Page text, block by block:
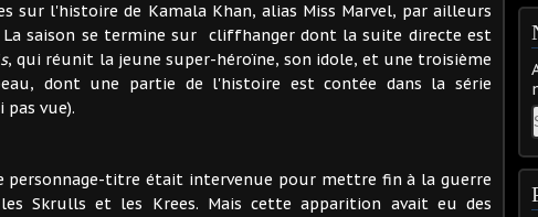
sur l'histoire de Kamala Khan, alias Miss Marvel, par ailleurs
La saison se termine sur cliffhanger dont la suite directe est
, qui réunit la jeune super-héroïne, son idole, et une troisième
dont une partie de l'histoire est contée dans la série
pas vue).
personnage-titre était intervenue pour mettre fin à la guerre
Skrulls et les Krees. Mais cette apparition avait eu des